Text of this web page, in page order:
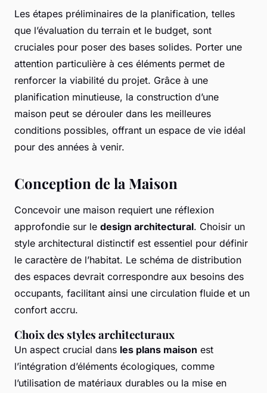
Les étapes préliminaires de la planification, telles
que l’évaluation du terrain et le budget, sont
cruciales pour poser des bases solides. Porter une
attention particulière à ces éléments permet de
renforcer la viabilité du projet. Grâce à une
planification minutieuse, la construction d’une
maison peut se dérouler dans les meilleures
conditions possibles, offrant un espace de vie idéal
pour des années à venir.
Conception de la Maison
Concevoir une maison requiert une réflexion
approfondie sur le design architectural. Choisir un
style architectural distinctif est essentiel pour définir
le caractère de l’habitat. Le schéma de distribution
des espaces devrait correspondre aux besoins des
occupants, facilitant ainsi une circulation fluide et un
confort accru.
Choix des styles architecturaux
Un aspect crucial dans les plans maison est
l’intégration d’éléments écologiques, comme
l’utilisation de matériaux durables ou la mise en